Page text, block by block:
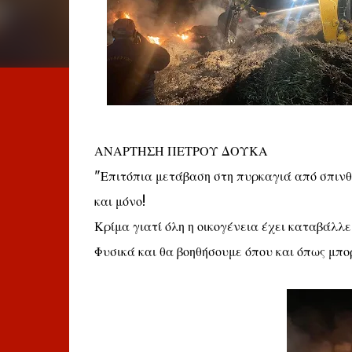
ΑΝΑΡΤΗΣΗ ΠΕΤΡΟΥ ΔΟΥΚΑ
"Επιτόπια μετάβαση στη πυρκαγιά από
και μόνο!
Κρίμα γιατί όλη η οικογένεια έχει
Φυσικά και θα βοηθήσουμε όπου και όπως